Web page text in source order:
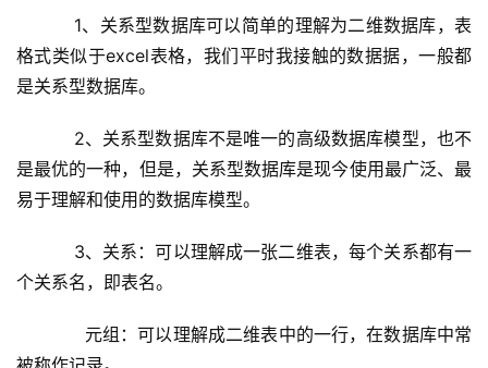
1、关系型数据库可以简单的理解为二维数据库，表
格式类似于excel表格，我们平时我接触的数据据，一般都
是关系型数据库。
2、关系型数据库不是唯一的高级数据库模型，也不
是最优的一种，但是，关系型数据库是现今使用最广泛、最
易于理解和使用的数据库模型。
3、关系：可以理解成一张二维表，每个关系都有一
个关系名，即表名。
元组：可以理解成二维表中的一行，在数据库中常